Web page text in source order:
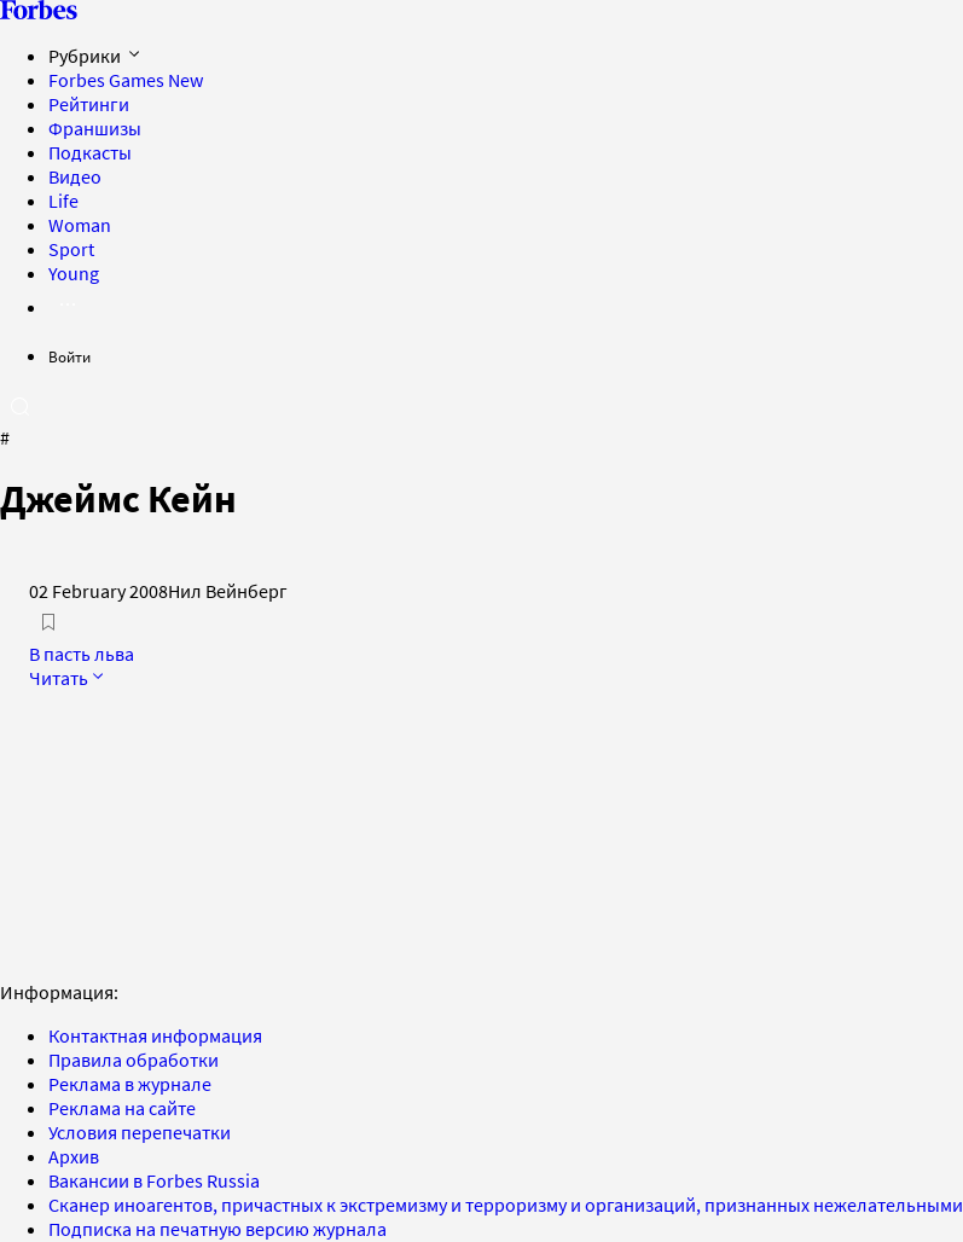
Рубрики
Forbes Games New
Рейтинги
Франшизы
Подкасты
Видео
Life
Woman
Sport
Young
Войти
#
Джеймс Кейн
02 February 2008Нил Вейнберг
В пасть льва
Читать
Информация:
Контактная информация
Правила обработки
Реклама в журнале
Реклама на сайте
Условия перепечатки
Архив
Вакансии в Forbes Russia
Сканер иноагентов, причастных к экстремизму и терроризму и организаций, признанных нежелательными
Подписка на печатную версию журнала